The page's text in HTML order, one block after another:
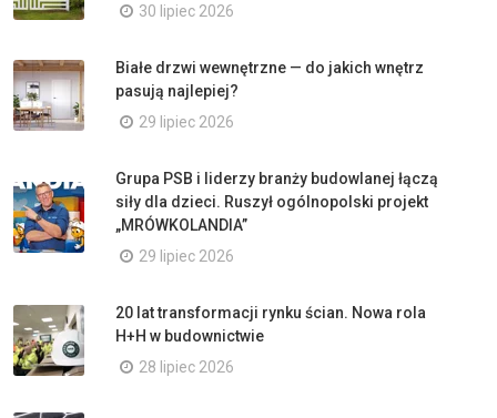
30 lipiec 2026
Białe drzwi wewnętrzne — do jakich wnętrz
pasują najlepiej?
29 lipiec 2026
Grupa PSB i liderzy branży budowlanej łączą
siły dla dzieci. Ruszył ogólnopolski projekt
„MRÓWKOLANDIA”
29 lipiec 2026
20 lat transformacji rynku ścian. Nowa rola
H+H w budownictwie
28 lipiec 2026